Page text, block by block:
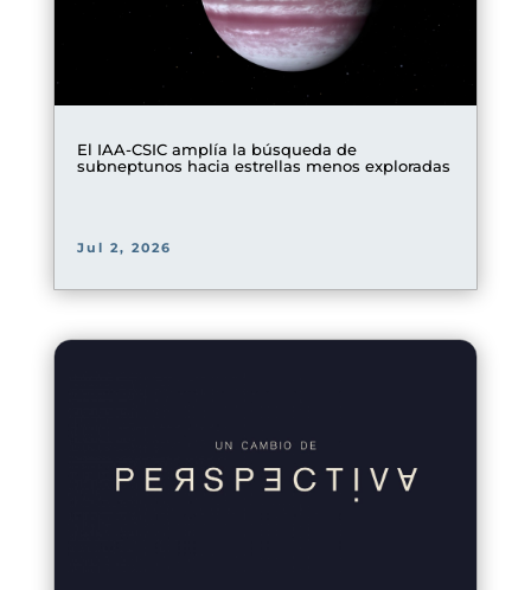
El IAA-CSIC amplía la búsqueda de
subneptunos hacia estrellas menos exploradas
Jul 2, 2026